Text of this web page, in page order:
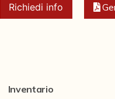
Richiedi info
Inventario